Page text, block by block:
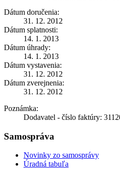
Dátum doručenia:
31. 12. 2012
Dátum splatnosti:
14. 1. 2013
Dátum úhrady:
14. 1. 2013
Dátum vystavenia:
31. 12. 2012
Dátum zverejnenia:
31. 12. 2012
Poznámka:
Dodavatel - číslo faktúry:
Samospráva
Novinky zo samosprávy
Úradná tabuľa